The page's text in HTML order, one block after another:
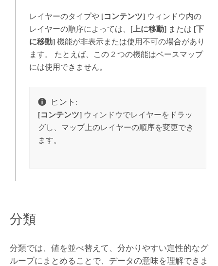
レイヤーのタイプや [コンテンツ]ウィンドウ内の
レイヤーの順序によっては、 [上に移動]または [下
に移動]機能が非表示または使用不可の場合があり
ます。 たとえば、この 2 つの機能はベースマップ
には使用できません。
ヒント:
[コンテンツ]ウィンドウでレイヤーをドラッ
グし、マップ上のレイヤーの順序を変更でき
ます。
分類
分類では、値を並べ替えて、分かりやすい定性的なグ
ループにまとめることで、データの意味を理解できま